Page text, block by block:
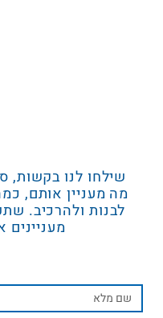
שילחו לנו בקשות,
מה מעניין אותם,
לבנות ולהרכיב.